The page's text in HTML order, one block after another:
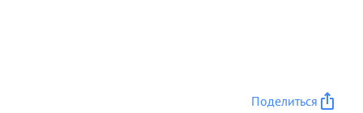
Поделиться